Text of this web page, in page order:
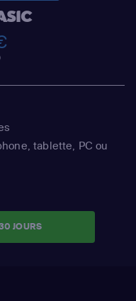
tablette, PC ou
JOURS